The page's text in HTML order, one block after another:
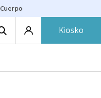
Cuerpo ría
Kiosko